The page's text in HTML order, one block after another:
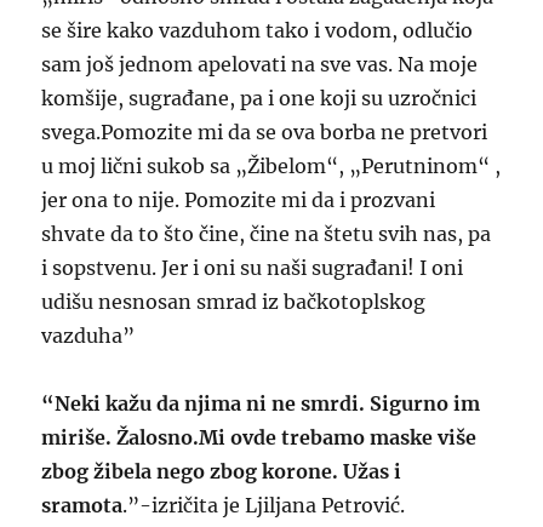
se šire kako vazduhom tako i vodom, odlučio
sam još jednom apelovati na sve vas. Na moje
komšije, sugrađane, pa i one koji su uzročnici
svega.Pomozite mi da se ova borba ne pretvori
u moj lični sukob sa „Žibelom“, „Perutninom“ ,
jer ona to nije. Pomozite mi da i prozvani
shvate da to što čine, čine na štetu svih nas, pa
i sopstvenu. Jer i oni su naši sugrađani! I oni
udišu nesnosan smrad iz bačkotoplskog
vazduha”
“Neki kažu da njima ni ne smrdi. Sigurno im
miriše. Žalosno.Mi ovde trebamo maske više
zbog žibela nego zbog korone. Užas i
sramota.”-izričita je Ljiljana Petrović.